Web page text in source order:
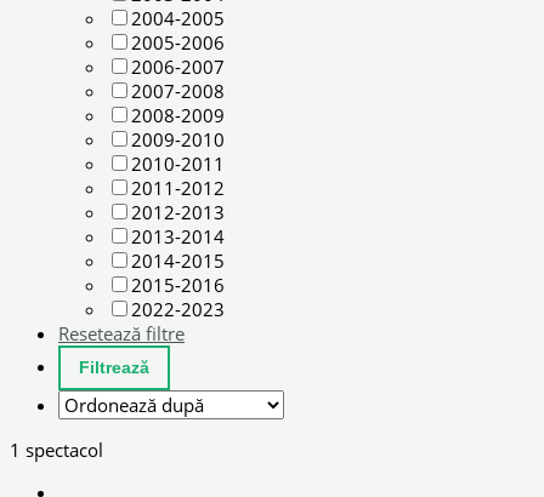
2004-2005
2005-2006
2006-2007
2007-2008
2008-2009
2009-2010
2010-2011
2011-2012
2012-2013
2013-2014
2014-2015
2015-2016
2022-2023
Resetează filtre
1 spectacol